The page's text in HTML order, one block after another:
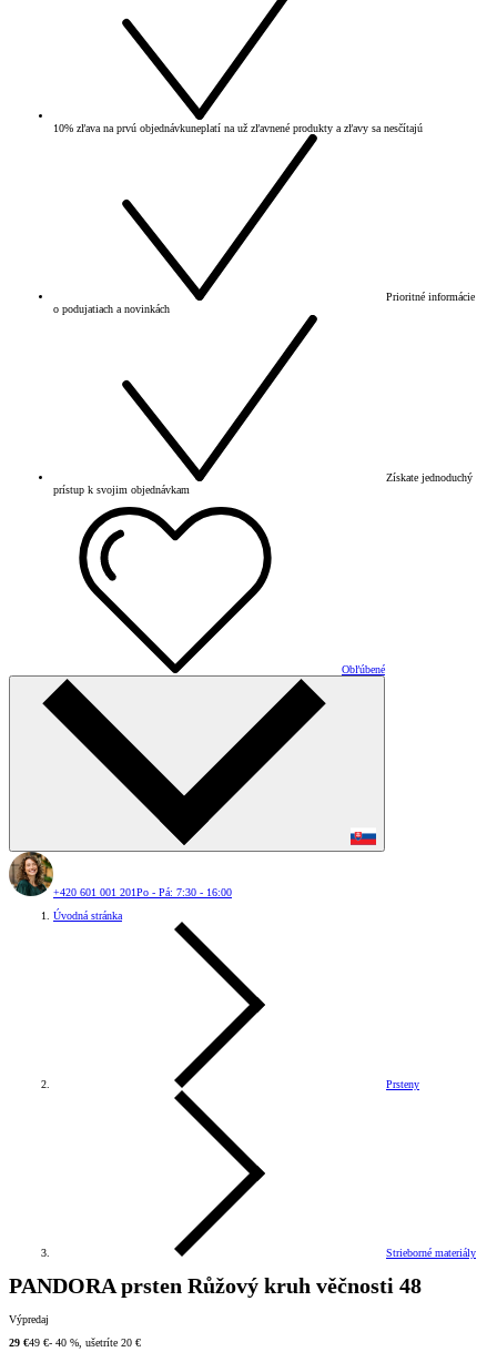
10% zľava na prvú objednávkuneplatí na už zľavnené produkty a zľavy sa nesčítajú
Prioritné informácie
o podujatiach a novinkách
Získate jednoduchý
prístup k svojim objednávkam
Obľúbené
+420 601 001 201Po - Pá: 7:30 - 16:00
Úvodná stránka
Prsteny
Strieborné materiály
PANDORA prsten Růžový kruh věčnosti 48
Výpredaj
29 €49 €- 40 %, ušetríte 20 €